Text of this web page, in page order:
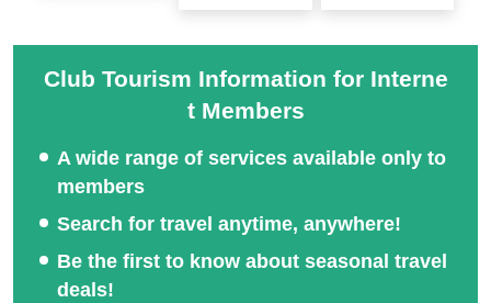
Club Tourism Information for Interne
t Members
A wide range of services available only to
members
Search for travel anytime, anywhere!
Be the first to know about seasonal travel
deals!